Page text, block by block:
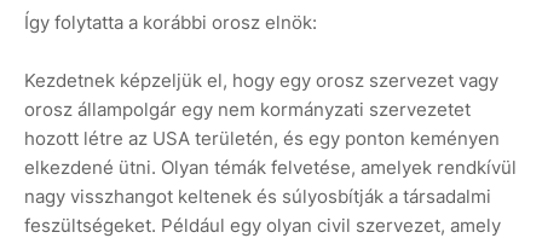
Így folytatta a korábbi orosz elnök:
Kezdetnek képzeljük el, hogy egy orosz szervezet vagy
orosz állampolgár egy nem kormányzati szervezetet
hozott létre az USA területén, és egy ponton keményen
elkezdené ütni. Olyan témák felvetése, amelyek rendkívül
nagy visszhangot keltenek és súlyosbítják a társadalmi
feszültségeket. Például egy olyan civil szervezet, amely